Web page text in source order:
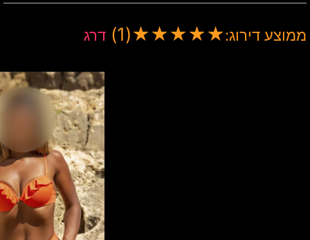
ממוצע דירוג:★
★
★
★
★
(1) דרג